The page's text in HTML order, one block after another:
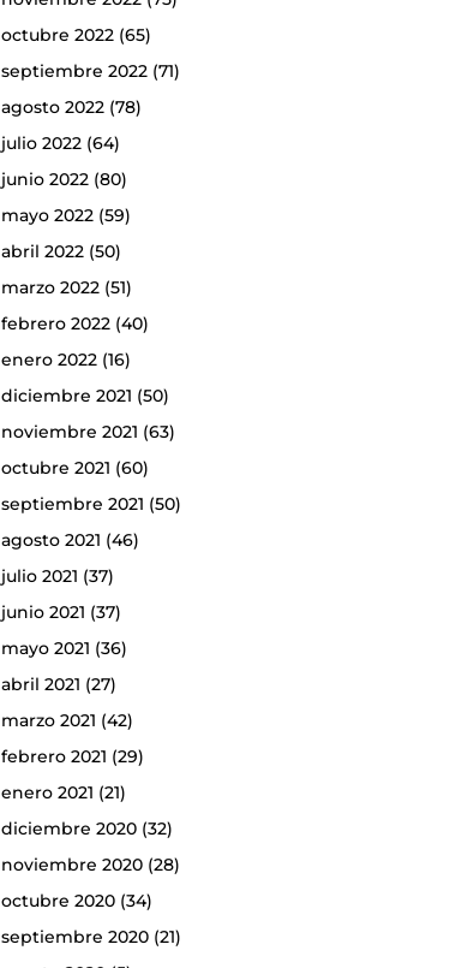
octubre 2022(65)
septiembre 2022(71)
agosto 2022(78)
julio 2022(64)
junio 2022(80)
mayo 2022(59)
abril 2022(50)
marzo 2022(51)
febrero 2022(40)
enero 2022(16)
diciembre 2021 (50)
noviembre 2021 (63)
octubre 2021 (60)
septiembre 2021 (50)
agosto 2021 (46)
julio 2021 (37)
junio 2021 (37)
mayo 2021 (36)
abril 2021 (27)
marzo 2021 (42)
febrero 2021 (29)
enero 2021 (21)
diciembre 2020(32)
noviembre 2020(28)
octubre 2020(34)
septiembre 2020(21)